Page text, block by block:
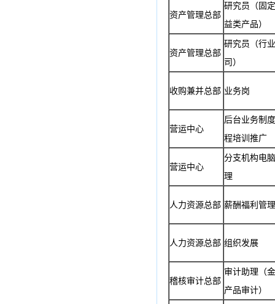
资产管理总部
研究员（固
益类产品）
资产管理总部
研究员（行
司）
收购兼并总部 业务岗
营运中心
后台业务制
程培训推广
营运中心
分支机构电
理
人力资源总部 薪酬福利管理
人力资源总部 组织发展
稽核审计总部
审计助理（
产品审计）